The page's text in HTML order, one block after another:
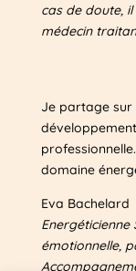
cas de doute,
médecin
Je partage sur
domaine
Eva Bachelard
Energéticienne
émotionnelle,